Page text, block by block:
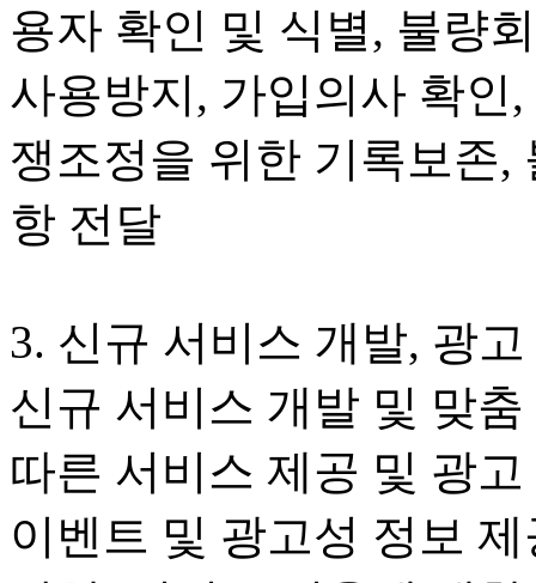
용자 확인 및 식별, 불량
사용방지, 가입의사 확인
쟁조정을 위한 기록보존,
항 전달
3. 신규 서비스 개발, 광
신규 서비스 개발 및 맞
따른 서비스 제공 및 광
이벤트 및 광고성 정보